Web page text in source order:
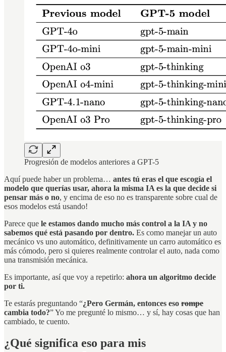
Progresión de modelos anteriores a GPT-5
Aquí puede haber un problema… antes tú eras el que escogía el
modelo que querías usar, ahora la misma IA es la que decide si
pensar más o no, y encima de eso no es transparente sobre cual de
esos modelos está usando!
Parece que le estamos dando mucho más control a la IA y no
sabemos qué está pasando por dentro. Es como manejar un auto
mecánico vs uno automático, definitivamente un carro automático es
más cómodo, pero si quieres realmente controlar el auto, nada como
una transmisión mecánica.
Es importante, así que voy a repetirlo: ahora un algoritmo decide
por ti.
Te estarás preguntando “¿Pero Germán, entonces eso rompe
cambia todo?” Yo me pregunté lo mismo… y sí, hay cosas que han
cambiado, te cuento.
¿Qué significa eso para mis